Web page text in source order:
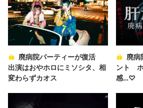
廃病院パーティーが復活
出演はおやホロにミソシタ、相
変わらずカオス
廃病
ント ホ
感…♡